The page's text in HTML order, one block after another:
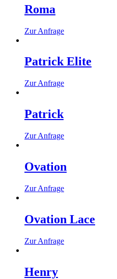
Roma
Zur Anfrage
Patrick Elite
Zur Anfrage
Patrick
Zur Anfrage
Ovation
Zur Anfrage
Ovation Lace
Zur Anfrage
Henry